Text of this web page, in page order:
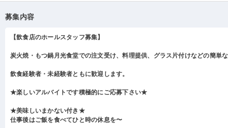
募集内容
【飲食店のホールスタッフ募集】
炭火焼・もつ鍋月光食堂での注文受け、料理提供、グラス片付けなどの簡単
飲食経験者・未経験者ともに歓迎します。
★楽しいアルバイトです積極的にご応募下さい★
★美味しいまかない付き★
仕事後はご飯を食べてひと時の休息を〜